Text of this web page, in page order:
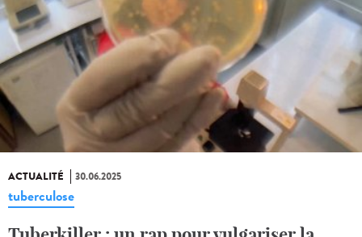
ACTUALITÉ 30.06.2025
tuberculose